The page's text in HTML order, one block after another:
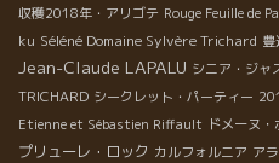
収穫2018年・アリゴテ Rouge Feuille de
ku Séléné Domaine Sylvère Trichard
Jean-Claude LAPALU シニア・ジャ
TRICHARD シークレット・パーティー
Etienne et Sébastien Riffault ドメーヌ
プリューレ・ロック カルフォルニア ア